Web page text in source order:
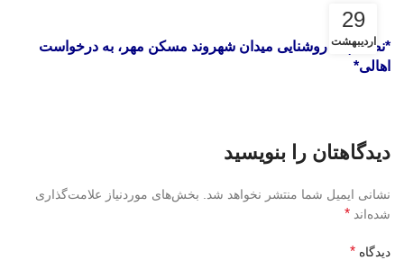
29
اردیبهشت
*نصب پایه روشنایی میدان شهروند مسکن مهر، به درخواست
اهالی*
دیدگاهتان را بنویسید
نشانی ایمیل شما منتشر نخواهد شد.
بخش‌های موردنیاز علامت‌گذاری
شده‌اند *
دیدگاه *